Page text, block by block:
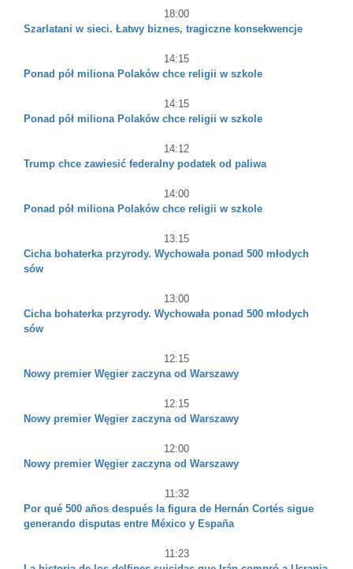
18:00
Szarlatani w sieci. Łatwy biznes, tragiczne konsekwencje
14:15
Ponad pół miliona Polaków chce religii w szkole
14:15
Ponad pół miliona Polaków chce religii w szkole
14:12
Trump chce zawiesić federalny podatek od paliwa
14:00
Ponad pół miliona Polaków chce religii w szkole
13:15
Cicha bohaterka przyrody. Wychowała ponad 500 młodych
sów
13:00
Cicha bohaterka przyrody. Wychowała ponad 500 młodych
sów
12:15
Nowy premier Węgier zaczyna od Warszawy
12:15
Nowy premier Węgier zaczyna od Warszawy
12:00
Nowy premier Węgier zaczyna od Warszawy
11:32
Por qué 500 años después la figura de Hernán Cortés sigue
generando disputas entre México y España
11:23